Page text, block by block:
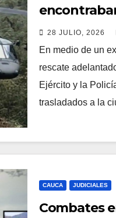
montañas
28 JULIO, 2026
En medio de un
rescate
Ejército y la
trasladados a la
CAUCA JUDICIALES
Combates